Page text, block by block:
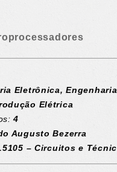
Eletrônica,
Elétrica
4
Augusto Bezerra
– Circuitos e